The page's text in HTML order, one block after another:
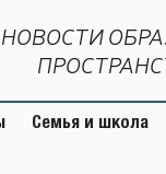
НОВОСТИ
Семья и школа